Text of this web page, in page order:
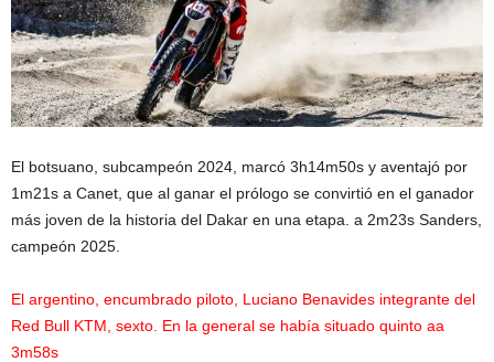
El botsuano, subcampeón 2024, marcó 3h14m50s y aventajó por
1m21s a Canet, que al ganar el prólogo se convirtió en el ganador
más joven de la historia del Dakar en una etapa. a 2m23s Sanders,
campeón 2025.
El argentino, encumbrado piloto, Luciano Benavides integrante del
Red Bull KTM, sexto. En la general se había situado quinto aa
3m58s